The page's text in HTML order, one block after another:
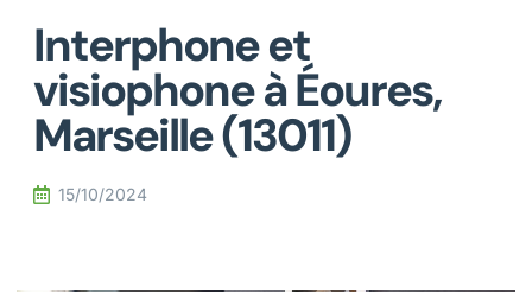
Interphone et
visiophone à Éoures,
Marseille (13011)
15/10/2024